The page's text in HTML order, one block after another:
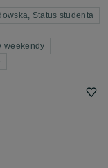
Status studenta
weekendy